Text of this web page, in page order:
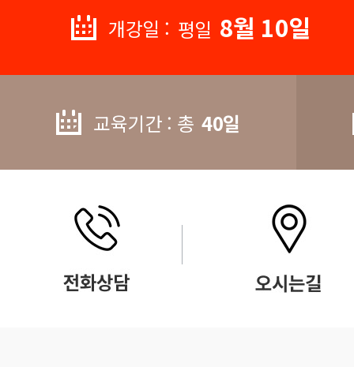
개강일 : 평일 8월 10일
교육기간 : 총 40일